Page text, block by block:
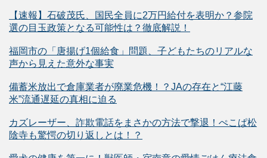
【速報】石破茂氏、国民全員に2万円給付を表明か？参院
選の目玉政策となる可能性は？徹底解説！
福岡市の「唐揚げ1個給食」問題、子どもたちのリアルな
声から見えた意外な事実
備蓄米放出で倉庫業者が廃業危機！？JAの存在と“江藤
米”流通遅延の真相に迫る
カズレーザー、詐欺電話をまさかの方法で撃退！ぺこぱ松
陰寺も驚愕の切り返しとは！？